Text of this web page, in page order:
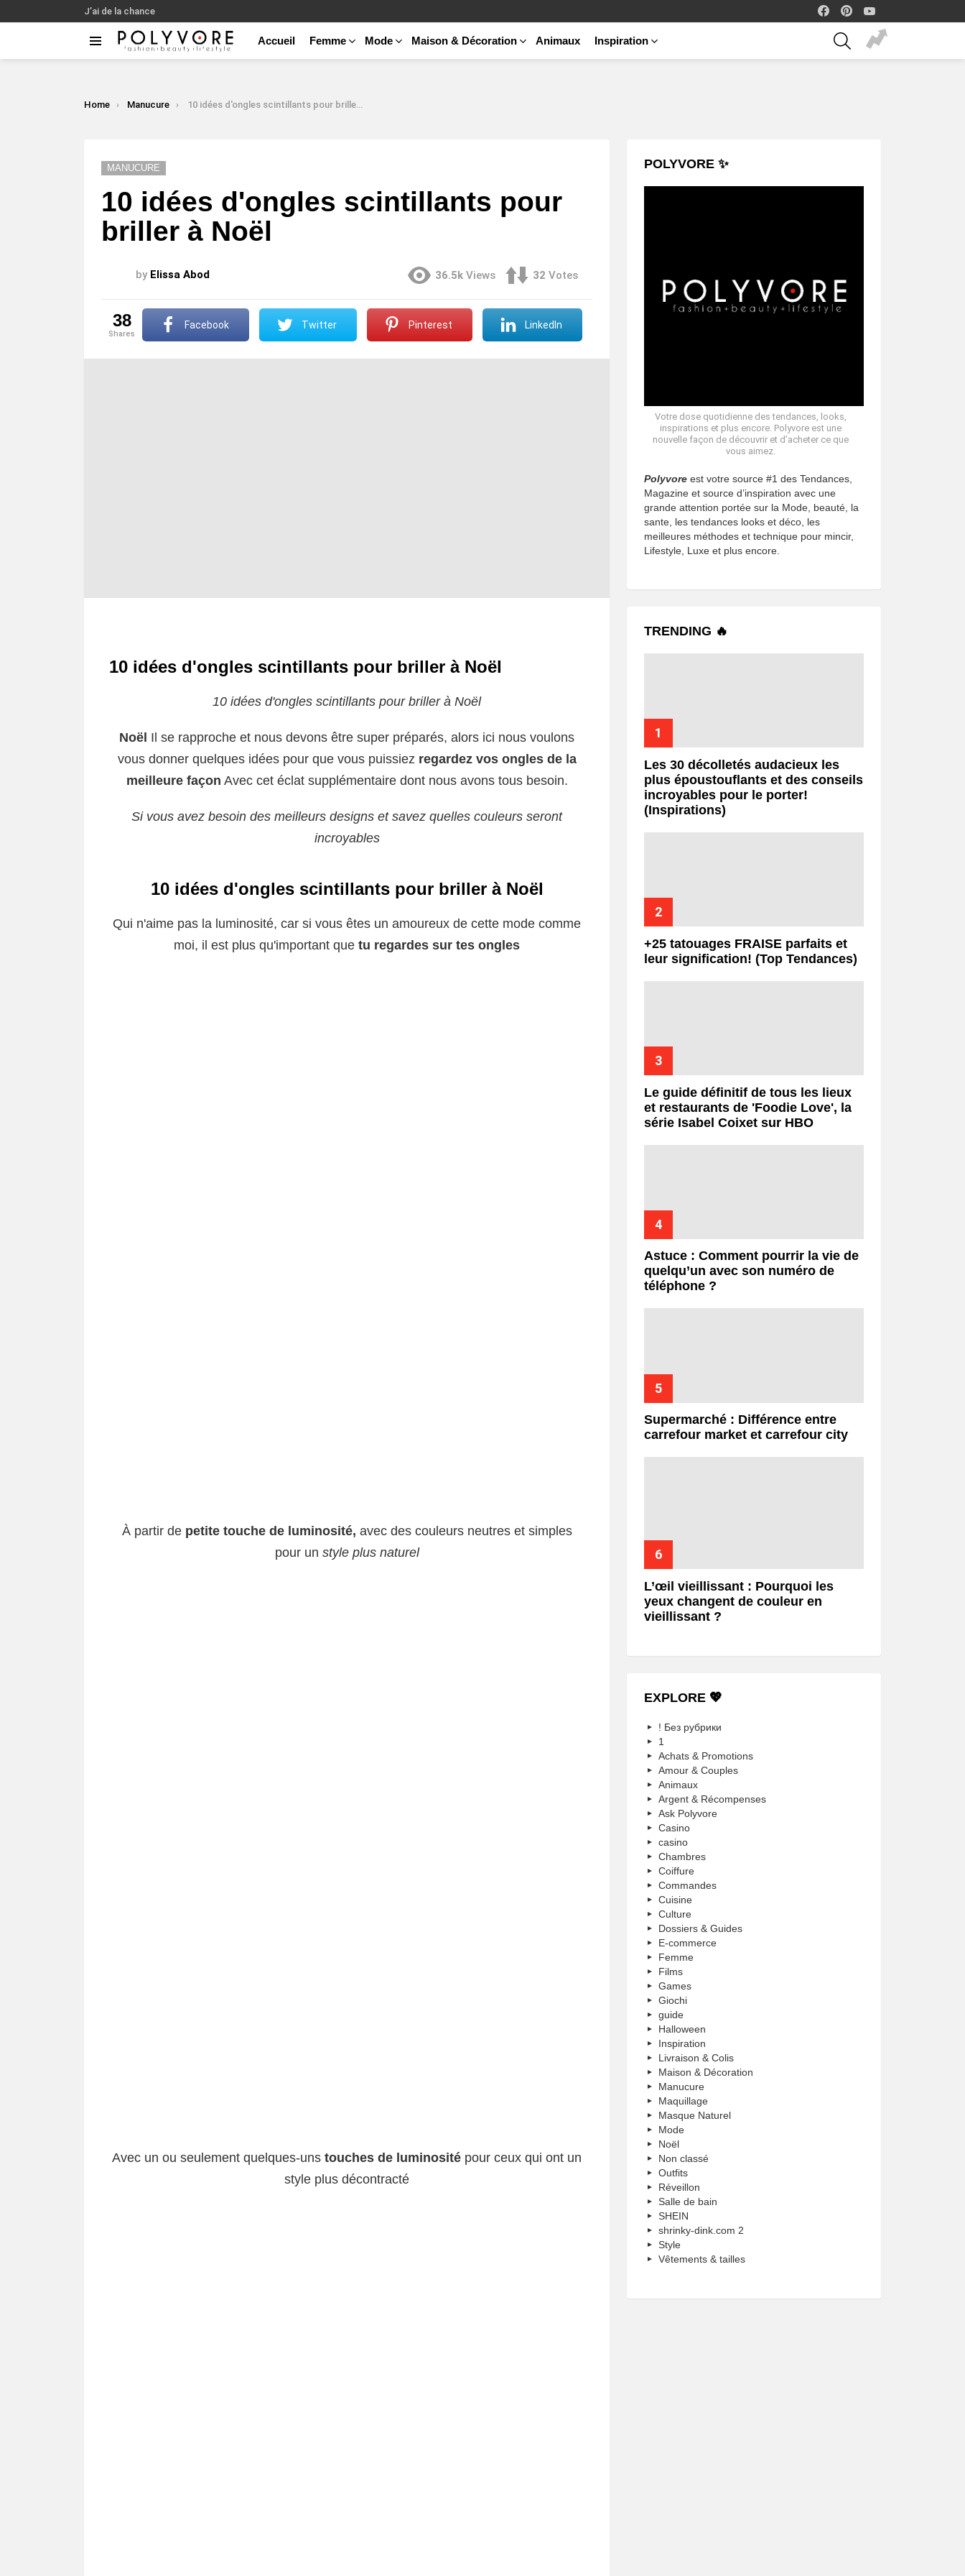
J’ai de la chance
facebook
Accueil Femme Mode Maison & Décoration Animaux Inspiration
SEARCH
You are here:
Home Manucure 10 idées d'ongles scintillants pour briller à Noël
MANUCURE
10 idées d'ongles scintillants pour
briller à Noël
by Elissa Abod 36.5k Views 32 Votes
38
shares
Facebook Twitter Pinterest LinkedIn
10 idées d'ongles scintillants pour briller à Noël
10 idées d'ongles scintillants pour briller à Noël
Noël Il se rapproche et nous devons être super préparés, alors ici nous voulons
vous donner quelques idées pour que vous puissiez regardez vos ongles de la
meilleure façon Avec cet éclat supplémentaire dont nous avons tous besoin.
Si vous avez besoin des meilleurs designs et savez quelles couleurs seront
incroyables
10 idées d'ongles scintillants pour briller à Noël
Qui n'aime pas la luminosité, car si vous êtes un amoureux de cette mode comme
moi, il est plus qu'important que tu regardes sur tes ongles
À partir depetite touche de luminosité, avec des couleurs neutres et simples
pour un style plus naturel
Avec un ou seulement quelques-uns touches de luminosité pour ceux qui ont un
style plus décontracté
POLYVORE ✨
Votre dose quotidienne des tendances, looks,
inspirations et plus encore. Polyvore est une
nouvelle façon de découvrir et d’acheter ce que
vous aimez.
Polyvore est votre source #1 des Tendances,
Magazine et source d’inspiration avec une
grande attention portée sur la Mode, beauté, la
sante, les tendances looks et déco, les
meilleures méthodes et technique pour mincir,
Lifestyle, Luxe et plus encore.
TRENDING 🔥
Les 30 décolletés audacieux les
plus époustouflants et des conseils
incroyables pour le porter!
(Inspirations)
+25 tatouages ​​FRAISE parfaits et
leur signification! (Top Tendances)
Le guide définitif de tous les lieux
et restaurants de 'Foodie Love', la
série Isabel Coixet sur HBO
Astuce : Comment pourrir la vie de
quelqu’un avec son numéro de
téléphone ?
Supermarché : Différence entre
carrefour market et carrefour city
L’œil vieillissant : Pourquoi les
yeux changent de couleur en
vieillissant ?
EXPLORE 💖
! Без рубрики
1
Achats & Promotions
Amour & Couples
Animaux
Argent & Récompenses
Ask Polyvore
Casino
casino
Chambres
Coiffure
Commandes
Cuisine
Culture
Dossiers & Guides
E-commerce
Femme
Films
Games
Giochi
guide
Halloween
Inspiration
Livraison & Colis
Maison & Décoration
Manucure
Maquillage
Masque Naturel
Mode
Noël
Non classé
Outfits
Réveillon
Salle de bain
SHEIN
shrinky-dink.com 2
Style
Vêtements & tailles